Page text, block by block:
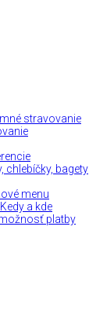
stravovanie
chlebíčky, bagety
menu
a kde
platby